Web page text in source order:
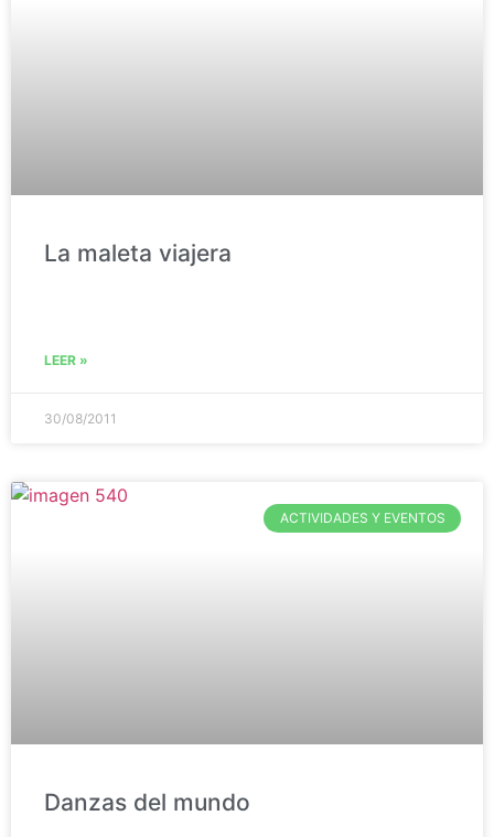
La maleta viajera
LEER »
30/08/2011
ACTIVIDADES Y EVENTOS
Danzas del mundo